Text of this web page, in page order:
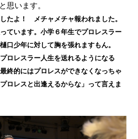
思います。
たよ！ メチャメチャ報われました。
ています。小学６年生でプロレスラー
口少年に対して胸を張れますもん。
プロレスラー人生を送れるようになる
終的にはプロレスができなくなっちゃ
ロレスと出逢えるからな」って言えま